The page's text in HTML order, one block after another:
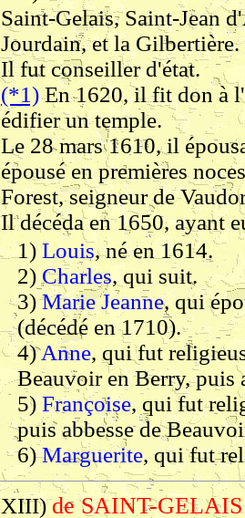
Saint-Gelais, Saint-Jean
Jourdain, et la Gilbertière.
Il fut conseiller d'état.
(*1)En 1620, il fit don à
édifier un temple.
Le 28 mars 1610, il
épousé en premières
Forest, seigneur de
Il décéda en 1650, ayant
1) Louis, né en 1614.
2) Charles, qui suit.
3)Marie Jeanne, qui
(décédé en 1710).
4)Anne, qui fut
Beauvoir en Berry, puis
5) Françoise, qui fut
puis abbesse de
6)Marguerite, qui fut
XIII)de SAINT-